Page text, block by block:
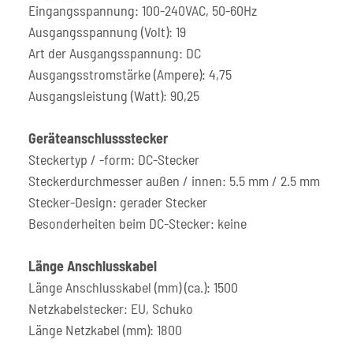
Eingangsspannung: 100-240VAC, 50-60Hz
Ausgangsspannung (Volt): 19
Art der Ausgangsspannung: DC
Ausgangsstromstärke (Ampere): 4,75
Ausgangsleistung (Watt): 90,25
Geräteanschlussstecker
Steckertyp / -form: DC-Stecker
Steckerdurchmesser außen / innen: 5.5 mm / 2.5 mm
Stecker-Design: gerader Stecker
Besonderheiten beim DC-Stecker: keine
Länge Anschlusskabel
Länge Anschlusskabel (mm) (ca.): 1500
Netzkabelstecker: EU, Schuko
Länge Netzkabel (mm): 1800